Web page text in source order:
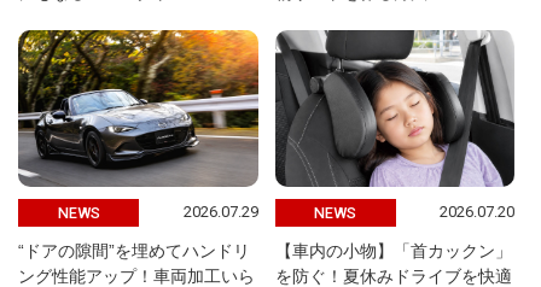
NEWS 2026.07.29
“ドアの隙間”を埋めてハンドリ
ング性能アップ！車両加工いら
NEWS 2026.07.20
【車内の小物】「首カックン」
を防ぐ！夏休みドライブを快適